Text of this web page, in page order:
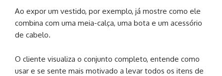
Ao expor um vestido, por exemplo, já mostre como ele
combina com uma meia-calça, uma bota e um acessório
de cabelo.
O cliente visualiza o conjunto completo, entende como
usar e se sente mais motivado a levar todos os itens de